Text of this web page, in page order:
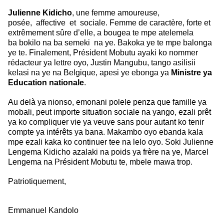
Julienne Kidicho, une femme amoureuse,
posée, affective et sociale. Femme de caractère, forte et
extrêmement sûre d’elle, a bougea te mpe atelemela
ba bokilo na ba semeki na ye. Bakoka ye te mpe balonga
ye te. Finalement, Président Mobutu ayaki ko nommer
rédacteur ya lettre oyo, Justin Mangubu, tango asilisii
kelasi na ye na Belgique, apesi ye ebonga ya Ministre ya
Education nationale.
Au delà ya nionso, emonani polele penza que famille ya
mobali, peut importe situation sociale na yango, ezali prêt
ya ko compliquer vie ya veuve sans pour autant ko tenir
compte ya intérêts ya bana. Makambo oyo ebanda kala
mpe ezali kaka ko continuer tee na lelo oyo. Soki Julienne
Lengema Kidicho azalaki na poids ya frère na ye, Marcel
Lengema na Président Mobutu te, mbele mawa trop.
Patriotiquement,
Emmanuel Kandolo